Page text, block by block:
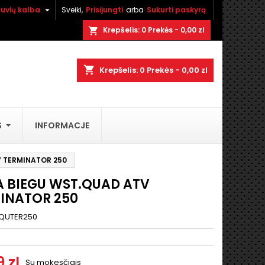
Sveiki, Prisijungti arba Sukurti paskyrą
kalba 
shopping_cart Krepšelis: 0 Prekės - 0,00 zl
shopping_cart Krepšelis: 0 Prekės - 0,00 zl
INFORMACJE
TERMINATOR 250
BIEGU WST.QUAD ATV
250
Su mokesčiais